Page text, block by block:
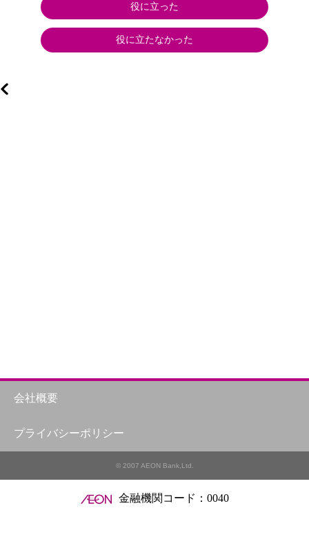
役に立った
役に立たなかった
会社概要
プライバシーポリシー
© 2007 AEON Bank,Ltd.
金融機関コード：0040